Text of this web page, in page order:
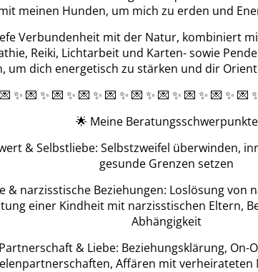
meinen Hunden, um mich zu erden und
Verbundenheit mit der Natur, kombiniert
Reiki, Lichtarbeit und Karten- sowie
um dich energetisch zu stärken und dir
✨ 💌 ✨ 💌 ✨ 💌 ✨ 💌 ✨ 💌 ✨ 💌 ✨ 💌 ✨ 💌 ✨ 💌
🌟 Meine Beratungsschwerpunkte
& Selbstliebe: Selbstzweifel überwinden,
gesunde Grenzen setzen
& narzisstische Beziehungen: Loslösung von
einer Kindheit mit narzisstischen Eltern,
Abhängigkeit
& Liebe: Beziehungsklärung, On-
Affären mit verheirateten